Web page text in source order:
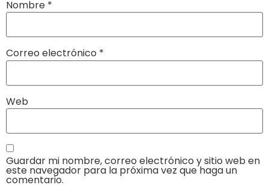
Nombre *
Correo electrónico *
Web
Guardar mi nombre, correo electrónico y sitio web en
este navegador para la próxima vez que haga un
comentario.